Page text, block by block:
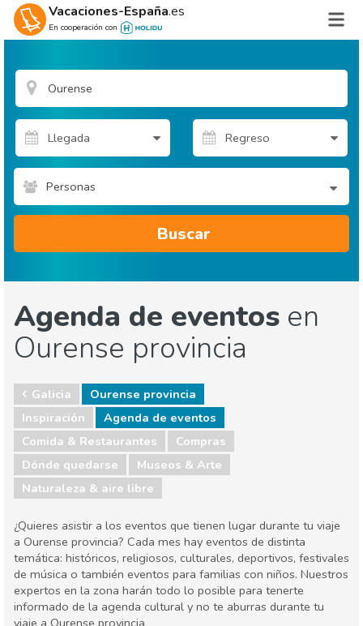
Vacaciones-España.es
En cooperación con
Personas
Buscar
Agenda de eventos en
Ourense provincia
Galicia
Ourense provincia
Inspiración
Agenda de eventos
Comida & Restaurantes
Compras
Dónde quedarse
Museos & Arte
Naturaleza & aire libre
¿Quieres asistir a los eventos que tienen lugar durante tu viaje
a Ourense provincia? Cada mes hay eventos de distinta
temática: históricos, religiosos, culturales, deportivos, festivales
de música o también eventos para familias con niños. Nuestros
expertos en la zona harán todo lo posible para tenerte
informado de la agenda cultural y no te aburras durante tu
viaje a Ourense provincia